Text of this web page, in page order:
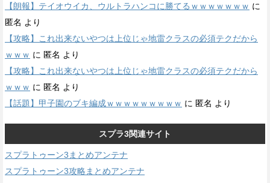
【朗報】テイオウイカ、ウルトラハンコに勝てるｗｗｗｗｗｗｗ に
匿名 より
【攻略】これ出来ないやつは上位じゃ地雷クラスの必須テクだから
ｗｗｗ に 匿名 より
【攻略】これ出来ないやつは上位じゃ地雷クラスの必須テクだから
ｗｗｗ に 匿名 より
【話題】甲子園のブキ編成ｗｗｗｗｗｗｗｗｗ に 匿名 より
スプラ3関連サイト
スプラトゥーン3まとめアンテナ
スプラトゥーン3攻略まとめアンテナ